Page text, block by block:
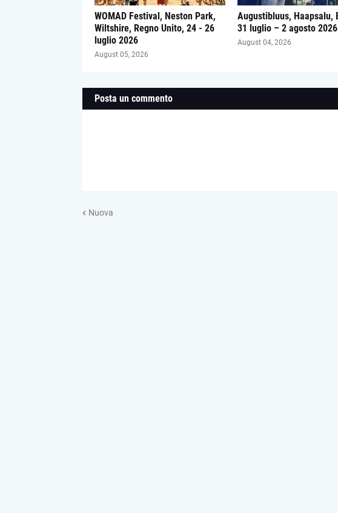
WOMAD Festival, Neston Park,
Wiltshire, Regno Unito, 24 - 26
luglio 2026
August 05, 2026
Augustibluus, Haapsalu,
31 luglio – 2 agosto 2026
August 04, 2026
Posta un commento
Nuova